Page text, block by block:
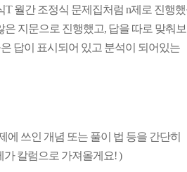
월간 조정식 문제집처럼 n제로 진행
지문으로 진행했고, 답을 따로 맞춰보
답이 표시되어 있고 분석이 되어있는
쓰인 개념 또는 풀이 법 등을 간단히
가 칼럼으로 가져올게요! )